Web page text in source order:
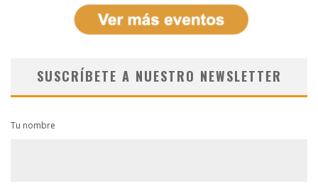
SUSCRÍBETE A NUESTRO NEWSLETTER
Tu nombre